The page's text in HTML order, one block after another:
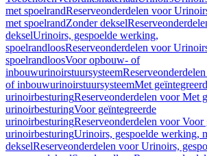
met spoelrandReserveonderdelen voor
met spoelrandZonder deksel
dekselUrinoirs, gespoelde werking,
spoelrandloosReserveonderdelen voor
spoelrandloosVoor opbouw- of
inbouwurinoirstuursysteem
of inbouwurinoirstuursysteemMet
urinoirbesturingReserveonderdelen voor Met
urinoirbesturingVoor geïntegreerde
urinoirbesturingReserveonderdelen voor Voor
urinoirbesturingUrinoirs, gespoelde werking,
dekselReserveonderdelen voor Urinoirs,